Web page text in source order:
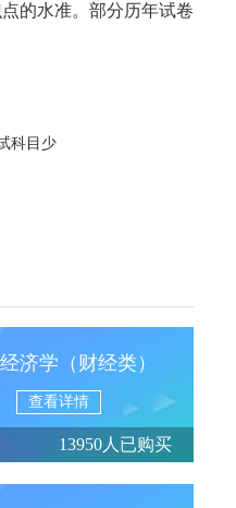
的水准。部分历年试卷
科目少
济学（财经类）
查看详情
13950人已购买